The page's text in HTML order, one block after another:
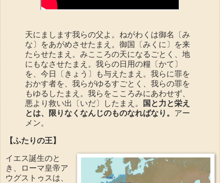
天にまします我らの父よ。ねがわくは御名〔み
な〕をあがめさせたまえ。御国〔みくに〕を来
たらせたまえ。みこころの天になるごとく、地
にもなさせたまえ。我らの日用の糧〔かて〕
を、今日〔きょう〕も与えたまえ。我らに罪を
おかす者を、我らがゆるすごとく、我らの罪を
もゆるしたまえ。我らをこころみにあわせず、
悪より救い出〔いだ〕したまえ。
国と力と栄え
とは、限りなくなんじのものなればなり。 アー
メン。
【ふたりの王】
イエス誕生のと
き、ローマ皇帝ア
ウグストゥスは、